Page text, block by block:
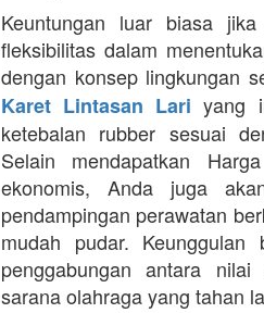
Keuntungan luar biasa
fleksibilitas dalam
dengan konsep lingkungan
Karet Lintasan Lari yang
ketebalan rubber sesuai
Selain mendapatkan
ekonomis, Anda juga
pendampingan perawatan
mudah pudar.
penggabungan antara
sarana olahraga yang tahan